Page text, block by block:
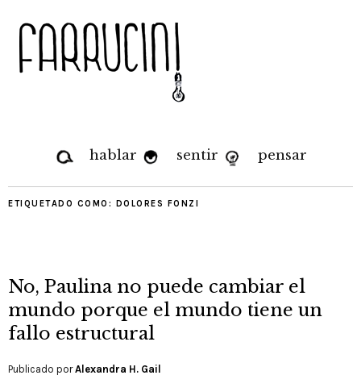
hablar sentir pensar
ETIQUETADO COMO: DOLORES FONZI
No, Paulina no puede cambiar el
mundo porque el mundo tiene un
fallo estructural
Publicado porAlexandra H. Gail